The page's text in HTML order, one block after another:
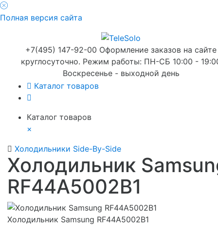
Полная версия сайта
+7(495) 147-92-00 Оформление заказов на сайте
круглосуточно. Режим работы: ПН-СБ 10:00 -
Воскресенье - выходной день
Каталог товаров
Каталог товаров
×
Холодильники Side-By-Side
Холодильник
RF44A5002B1
Холодильник Samsung RF44A5002B1